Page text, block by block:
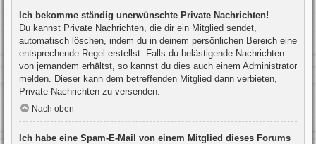
Ich bekomme ständig unerwünschte Private Nachrichten!
Du kannst Private Nachrichten, die dir ein Mitglied sendet,
automatisch löschen, indem du in deinem persönlichen Bereich eine
entsprechende Regel erstellst. Falls du belästigende Nachrichten
von jemandem erhältst, so kannst du dies auch einem Administrator
melden. Dieser kann dem betreffenden Mitglied dann verbieten,
Private Nachrichten zu versenden.
Nach oben
Ich habe eine Spam-E-Mail von einem Mitglied dieses Forums